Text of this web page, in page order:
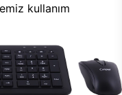
kullanım